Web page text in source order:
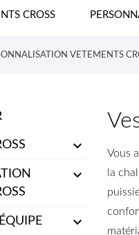
CROSS
VETEMENTS



Vous
la